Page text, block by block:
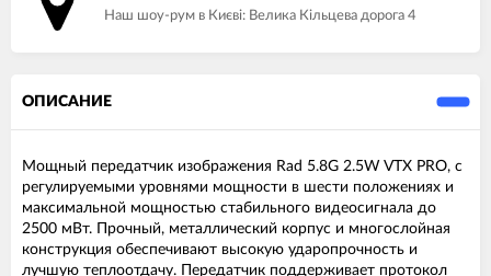
Наш шоу-рум в Києві: Велика Кільцева дорога 4
ОПИСАНИЕ
Мощный передатчик изображения Rad 5.8G 2.5W VTX PRO, с
регулируемыми уровнями мощности в шести положениях и
максимальной мощностью стабильного видеосигнала до
2500 мВт. Прочный, металлический корпус и многослойная
конструкция обеспечивают высокую ударопрочность и
лучшую теплоотдачу. Передатчик поддерживает протокол